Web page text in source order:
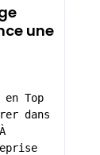
une
Top
dans